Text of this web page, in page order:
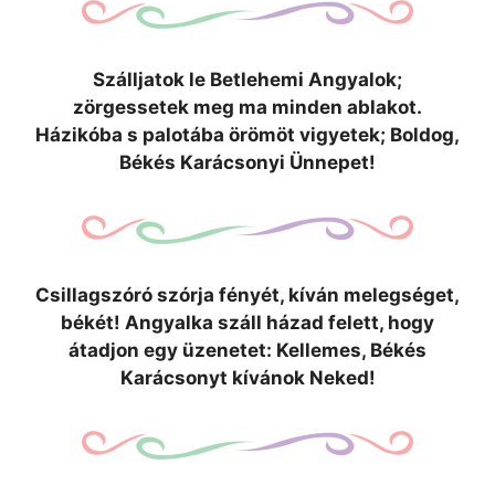
Szálljatok le Betlehemi Angyalok;
zörgessetek meg ma minden ablakot.
Házikóba s palotába örömöt vigyetek; Boldog,
Békés Karácsonyi Ünnepet!
Csillagszóró szórja fényét, kíván melegséget,
békét! Angyalka száll házad felett, hogy
átadjon egy üzenetet: Kellemes, Békés
Karácsonyt kívánok Neked!